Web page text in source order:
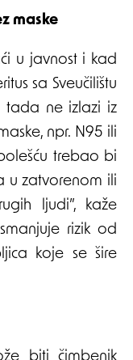
maske
u javnost i kad
sa Sveučilištu
tada ne izlazi iz
npr. N95 ili
trebao bi
u zatvorenom ili
ljudi”, kaže
rizik od
koje se šire